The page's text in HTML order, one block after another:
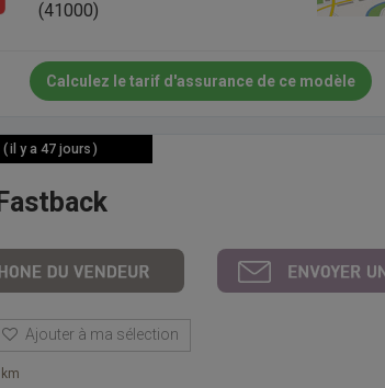
(41000)
Calculez le tarif d'assurance de ce modèle
il y a 47 jours )
Ajouter à ma sélection